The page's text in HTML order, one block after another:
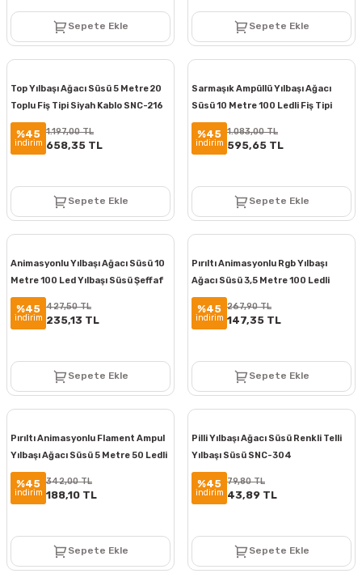
Sepete Ekle Sepete Ekle
Top Yılbaşı Ağacı Süsü 5 Metre 20
Toplu Fiş Tipi Siyah Kablo SNC-216
%45
indirim
1.197,00 TL
658,35 TL
Sepete Ekle
Sarmaşık Ampüllü Yılbaşı Ağacı
Süsü 10 Metre 100 Ledli Fiş Tipi
Şeffaf Kablo SNC-219
%45
indirim
1.083,00 TL
595,65 TL
Sepete Ekle
Animasyonlu Yılbaşı Ağacı Süsü 10
Metre 100 Led Yılbaşı Süsü Şeffaf
Kablo Fiş Tipi SNC-220
%45
indirim
427,50 TL
235,13 TL
Sepete Ekle
Pırıltı Animasyonlu Rgb Yılbaşı
Ağacı Süsü 3,5 Metre 100 Ledli
Yılbaşı Süsü SNC-301
%45
indirim
267,90 TL
147,35 TL
Sepete Ekle
Pırıltı Animasyonlu Flament Ampul
Yılbaşı Ağacı Süsü 5 Metre 50 Ledli
Yılbaşı Süsü SNC-302
%45
indirim
342,00 TL
188,10 TL
Sepete Ekle
Pilli Yılbaşı Ağacı Süsü Renkli Telli
Yılbaşı Süsü SNC-304
%45
indirim
79,80 TL
43,89 TL
Sepete Ekle